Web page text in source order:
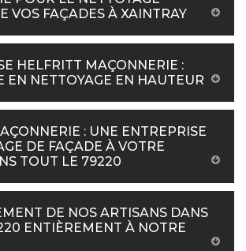
VOS FAÇADES À XAINTRAY
HELFRITT MAÇONNERIE :
EN NETTOYAGE EN HAUTEUR
: UNE ENTREPRISE
DE FAÇADE À VOTRE
TOUT LE 79220
DE NOS ARTISANS DANS
ENTIÈREMENT À NOTRE